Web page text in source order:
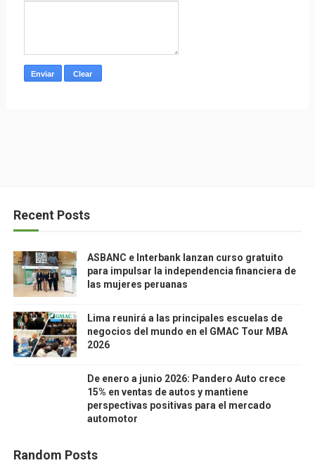
Recent Posts
ASBANC e Interbank lanzan curso gratuito
para impulsar la independencia financiera de
las mujeres peruanas
Lima reunirá a las principales escuelas de
negocios del mundo en el GMAC Tour MBA
2026
De enero a junio 2026: Pandero Auto crece
15% en ventas de autos y mantiene
perspectivas positivas para el mercado
automotor
Random Posts